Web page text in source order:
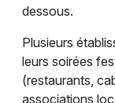
dessous.
Plusieurs
leurs soirées
(restaurants,
associations